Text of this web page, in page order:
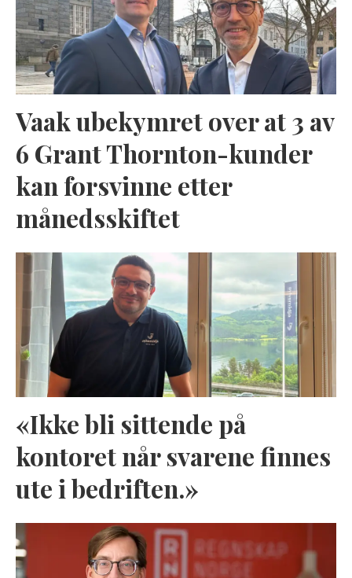
Vaak ubekymret over at 3 av
6 Grant Thornton-kunder
kan forsvinne etter
månedsskiftet
«Ikke bli sittende på
kontoret når svarene finnes
ute i bedriften.»